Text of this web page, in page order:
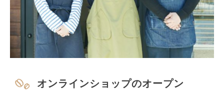
オンラインショップのオープン